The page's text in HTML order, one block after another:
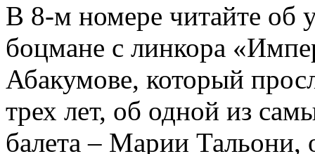
В 8-м номере читайте об
боцмане с линкора
Абакумове, который
трех лет, об одной из
балета – Марии